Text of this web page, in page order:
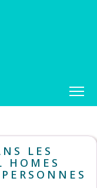
LES
HOMES